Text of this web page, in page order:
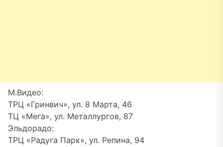
М.Видео:
ТРЦ «Гринвич», ул. 8 Марта, 46
ТЦ «Мега», ул. Металлургов, 87
Эльдорадо:
ТРЦ «Радуга Парк», ул. Репина, 94